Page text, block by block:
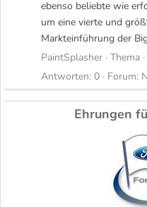
ebenso beliebte wie
um eine vierte und
Markteinführung der
PaintSplasher Thema
Antworten: 0
Forum:
Ehrungen